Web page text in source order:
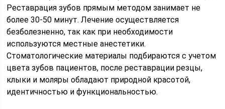
Реставрация зубов прямым методом занимает не
более 30-50 минут. Лечение осуществляется
безболезненно, так как при необходимости
используются местные анестетики.
Стоматологические материалы подбираются с учетом
цвета зубов пациентов, после реставрации резцы,
клыки и моляры обладают природной красотой,
идентичностью и функциональностью.